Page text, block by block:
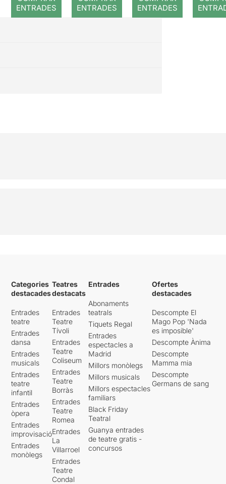
ENTRADES
ENTRADES
ENTRADES
Categories
destacades
Entrades
teatre
Entrades
dansa
Entrades
musicals
Entrades
teatre
infantil
Entrades
òpera
Entrades
improvisació
Entrades
monòlegs
Teatres
destacats
Entrades
Teatre
Tívoli
Entrades
Teatre
Coliseum
Entrades
Teatre
Borràs
Entrades
Teatre
Romea
Entrades
La
Villarroel
Entrades
Teatre
Condal
Entrades
Abonaments
teatrals
Tiquets Regal
Entrades
espectacles a
Madrid
Millors monòlegs
Millors musicals
Millors espectacles
familiars
Black Friday
Teatral
Guanya entrades
de teatre gratis -
concursos
Ofertes
destacades
Descompte El
Mago Pop 'Nada
es imposible'
Descompte Ànima
Descompte
Mamma mia
Descompte
Germans de sang